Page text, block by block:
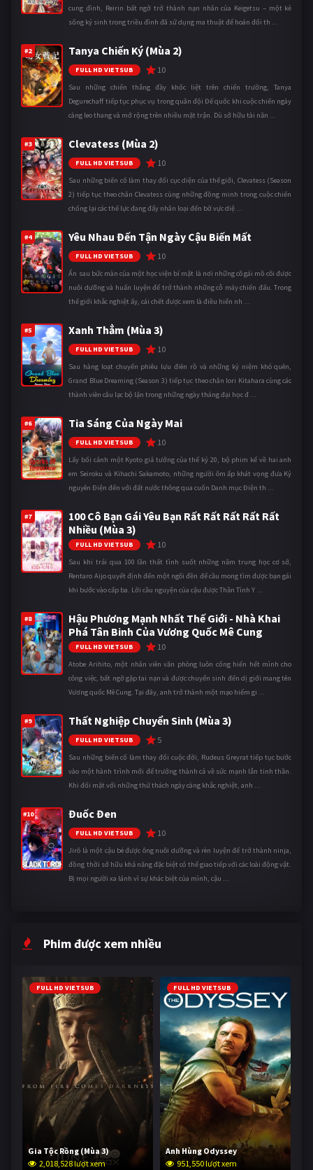
cung đình, Reirin bất ngờ trở thành nạn nhân của Keigetsu – một kẻ
sống ký sinh trong triều đình đã sử dụng ma thuật để hoán đổi th ...
#2 Tanya Chiến Ký (Mùa 2)
FULL HD VIETSUB 10
Sau những chiến thắng đầy khốc liệt trên chiến trường, Tanya
Degurechaff tiếp tục phục vụ trong quân đội Đế quốc khi cuộc chiến ngày
càng leo thang và mở rộng trên nhiều mặt trận. Dù sở hữu tài năn ...
#3 Clevatess (Mùa 2)
FULL HD VIETSUB 10
Sau những biến cố làm thay đổi cục diện của thế giới, Clevatess (Season
2) tiếp tục theo chân Clevatess cùng những đồng minh trong cuộc chiến
chống lại các thế lực đang đẩy nhân loại đến bờ vực diệ ...
#4 Yêu Nhau Đến Tận Ngày Cậu Biến Mất
FULL HD VIETSUB 10
Ẩn sau bức màn của một học viện bí mật là nơi những cô gái mồ côi được
nuôi dưỡng và huấn luyện để trở thành những cỗ máy chiến đấu. Trong
thế giới khắc nghiệt ấy, cái chết được xem là điều hiển nh ...
#5 Xanh Thẳm (Mùa 3)
FULL HD VIETSUB 10
Sau hàng loạt chuyến phiêu lưu điên rồ và những kỷ niệm khó quên,
Grand Blue Dreaming (Season 3) tiếp tục theo chân Iori Kitahara cùng các
thành viên câu lạc bộ lặn trong những ngày tháng đại học đ ...
#6 Tia Sáng Của Ngày Mai
FULL HD VIETSUB 10
Lấy bối cảnh một Kyoto giả tưởng của thế kỷ 20, bộ phim kể về hai anh
em Seiroku và Kihachi Sakamoto, những người ôm ấp khát vọng đưa Kỷ
nguyên Điện đến với đất nước thông qua cuốn Danh mục Điện th ...
#7
100 Cô Bạn Gái Yêu Bạn Rất Rất Rất Rất Rất
Nhiều (Mùa 3)
FULL HD VIETSUB 10
Sau khi trải qua 100 lần thất tình suốt những năm trung học cơ sở,
Rentaro Aijo quyết định đến một ngôi đền để cầu mong tìm được bạn gái
khi bước vào cấp ba. Lời cầu nguyện của cậu được Thần Tình Y ...
#8
Hậu Phương Mạnh Nhất Thế Giới - Nhà Khai
Phá Tân Binh Của Vương Quốc Mê Cung
FULL HD VIETSUB 10
Atobe Arihito, một nhân viên văn phòng luôn cống hiến hết mình cho
công việc, bất ngờ gặp tai nạn và được chuyển sinh đến dị giới mang tên
Vương quốc Mê Cung. Tại đây, anh trở thành một mạo hiểm gi ...
#9 Thất Nghiệp Chuyển Sinh (Mùa 3)
FULL HD VIETSUB 5
Sau những biến cố làm thay đổi cuộc đời, Rudeus Greyrat tiếp tục bước
vào một hành trình mới để trưởng thành cả về sức mạnh lẫn tinh thần.
Khi đối mặt với những thử thách ngày càng khắc nghiệt, anh ...
#10 Đuốc Đen
FULL HD VIETSUB 10
Jirô là một cậu bé được ông nuôi dưỡng và rèn luyện để trở thành ninja,
đồng thời sở hữu khả năng đặc biệt có thể giao tiếp với các loài động vật.
Bị mọi người xa lánh vì sự khác biệt của mình, cậu ...
Phim được xem nhiều
FULL HD VIETSUB
Gia Tộc Rồng (Mùa 3)
2,018,528 lượt xem
FULL HD VIETSUB
Anh Hùng Odyssey
951,550 lượt xem